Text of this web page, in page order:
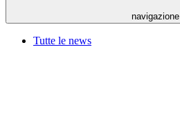
navigazione
Tutte le news